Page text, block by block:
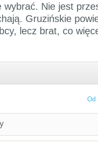
Nie jest
Gruzińskie
lecz brat, co
Od